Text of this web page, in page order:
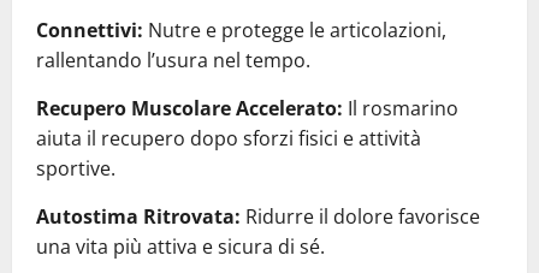
Connettivi: Nutre e protegge le articolazioni,
rallentando l’usura nel tempo.
Recupero Muscolare Accelerato: Il rosmarino
aiuta il recupero dopo sforzi fisici e attività
sportive.
Autostima Ritrovata: Ridurre il dolore favorisce
una vita più attiva e sicura di sé.